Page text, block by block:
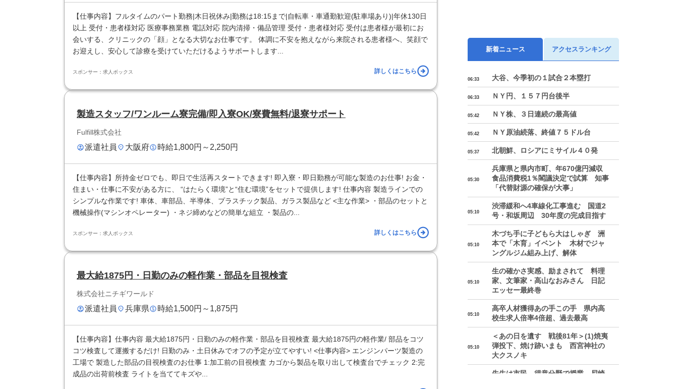
【仕事内容】フルタイムのパート勤務|木日祝休み|勤務は18:15まで|自転車・車通勤歓迎(駐車場あり)|年休130日
以上 受付・患者様対応 医療事務業務 電話対応 院内清掃・備品管理 受付・患者様対応 受付は患者様が最初にお
会いする、クリニックの「顔」となる大切なお仕事です。 体調に不安を抱えながら来院される患者様へ、笑顔で
お迎えし、安心して診療を受けていただけるようサポートします...
スポンサー：求人ボックス 詳しくはこちら
製造スタッフ/ワンルーム寮完備/即入寮OK/寮費無料/退寮サポート
Fulfill株式会社
派遣社員 大阪府 時給1,800円～2,250円
【仕事内容】所持金ゼロでも、即日で生活再スタートできます! 即入寮・即日勤務が可能な製造のお仕事! お金・
住まい・仕事に不安がある方に、 “はたらく環境”と“住む環境”をセットで提供します! 仕事内容 製造ラインでの
シンプルな作業です! 車体、車部品、半導体、プラスチック製品、ガラス製品など <主な作業> ・部品のセットと
機械操作(マシンオペレーター) ・ネジ締めなどの簡単な組立 ・製品の...
スポンサー：求人ボックス 詳しくはこちら
最大給1875円・日勤のみの軽作業・部品を目視検査
株式会社ニチギワールド
派遣社員 兵庫県 時給1,500円～1,875円
【仕事内容】仕事内容 最大給1875円・日勤のみの軽作業・部品を目視検査 最大給1875円の軽作業/ 部品をコツ
コツ検査して運搬するだけ! 日勤のみ・土日休みでオフの予定が立てやすい! <仕事内容> エンジンパーツ製造の
工場で 製造した部品の目視検査のお仕事 1:加工前の目視検査 カゴから製品を取り出して検査台でチェック 2:完
成品の出荷前検査 ライトを当ててキズや...
新着ニュース アクセスランキング
大谷、今季初の１試合２本塁打
06:33
ＮＹ円、１５７円台後半
06:33
ＮＹ株、３日連続の最高値
05:42
ＮＹ原油続落、終値７５ドル台
05:42
北朝鮮、ロシアにミサイル４０発
05:37
兵庫県と県内市町、年670億円減収
食品消費税1％閣議決定で試算 知事
「代替財源の確保が大事」
05:30
渋滞緩和へ4車線化工事進む 国道2
号・和坂周辺 30年度の完成目指す
05:10
木づち手に子どもら大はしゃぎ 洲
本で「木育」イベント 木材でジャ
ングルジム組み上げ、解体
05:10
生の確かさ実感、励まされて 料理
家、文筆家・高山なおみさん 日記
エッセー最終巻
05:10
高卒人材獲得あの手この手 県内高
校生求人倍率4倍超、過去最高
05:10
＜あの日を遺す 戦後81年＞(1)焼夷
弾投下、焼け跡いまも 西宮神社の
大クスノキ
05:10
先生は市民、得意分野で授業 尼崎